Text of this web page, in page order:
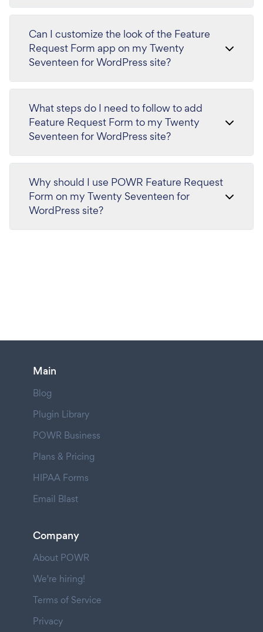
Can I customize the look of the Feature
Request Form app on my Twenty
Seventeen for WordPress site?
What steps do I need to follow to add
Feature Request Form to my Twenty
Seventeen for WordPress site?
Why should I use POWR Feature Request
Form on my Twenty Seventeen for
WordPress site?
Main
Blog
Plugin Library
POWR Business
Plans & Pricing
HIPAA Forms
Email Blast
Company
About POWR
We're hiring!
Terms of Service
Privacy